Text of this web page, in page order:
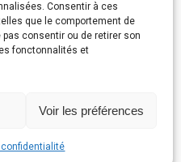
Consentir à ces
que le comportement de
consentir ou de retirer son
fonctonnalités et
Voir les préférences
confidentialité